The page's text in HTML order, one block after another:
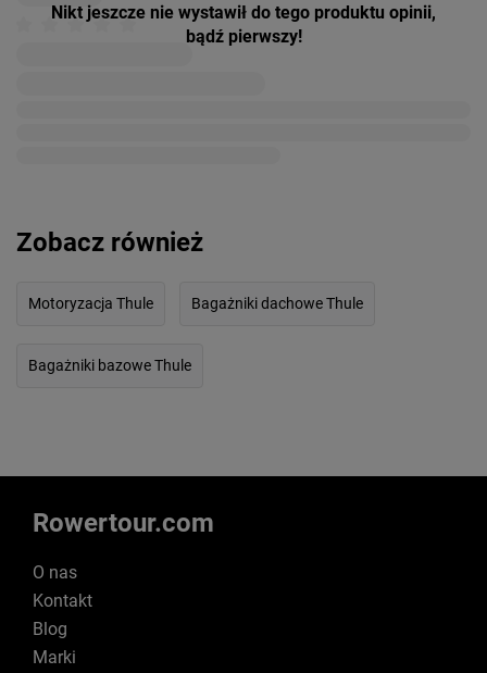
Nikt jeszcze nie wystawił do tego produktu opinii,
bądź pierwszy!
Zobacz również
Motoryzacja Thule Bagażniki dachowe Thule
Bagażniki bazowe Thule
Rowertour.com
O nas
Kontakt
Blog
Marki